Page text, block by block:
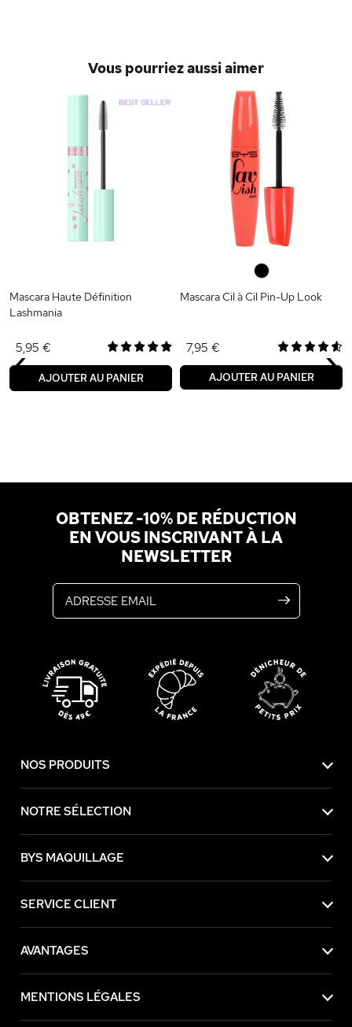
Vous pourriez aussi aimer
Mascara Haute Définition
Lashmania
5,95 €
AJOUTER AU PANIER
Mascara Cil à Cil Pin-Up Look
7,95 €
AJOUTER AU PANIER
‹ ›
OBTENEZ -10% DE RÉDUCTION
EN VOUS INSCRIVANT À LA
NEWSLETTER
NOS PRODUITS
NOTRE SÉLECTION
BYS MAQUILLAGE
SERVICE CLIENT
AVANTAGES
MENTIONS LÉGALES